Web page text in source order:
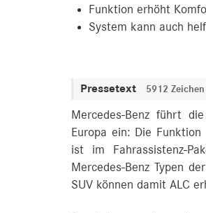
Funktion erhöht
System kann auch
Pressetext 5912 Zeichen
Mercedes-Benz führt
Europa ein: Die Funktion
ist im Fahrassistenz-
Mercedes-Benz Typen
SUV können damit ALC